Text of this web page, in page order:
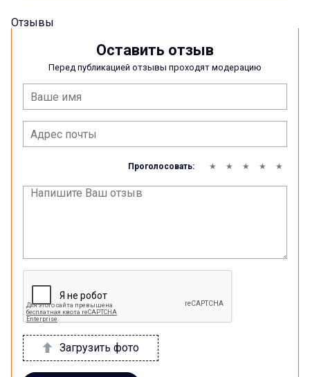
Отзывы
Оставить отзыв
Перед публикацией отзывы проходят модерацию
Проголосовать:
Загрузить фото